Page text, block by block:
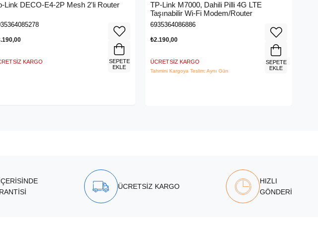
Link DECO-E4-2P Mesh 2'li Router
KARGO
SEPETE
EKLE
TP-Link M7000, Dahili Pilli 4G LTE
Taşınabilir Wi-Fi Modem/Router
6935364086886
₺2.190,00
ÜCRETSIZ KARGO
Tahmini Kargoya Teslim: Aynı Gün
SEPETE
EKLE
ÜCRETSİZ KARGO
HIZLI
GÖNDERİ